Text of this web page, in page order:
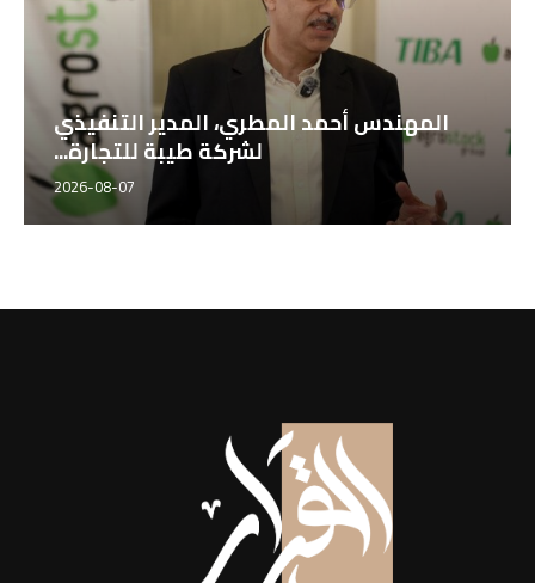
النائب هشام الحصري عضو مجلس النواب
نائب رئيس...
2026-08-07